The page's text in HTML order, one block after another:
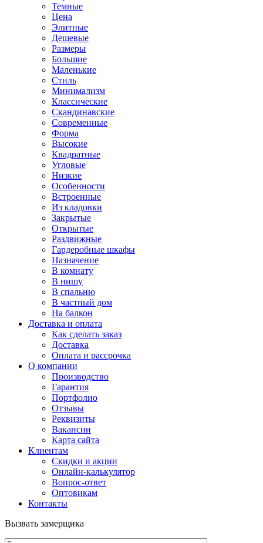
Темные
Цена
Элитные
Дешевые
Размеры
Большие
Маленькие
Стиль
Минимализм
Классические
Скандинавские
Современные
Форма
Высокие
Квадратные
Угловые
Низкие
Особенности
Встроенные
Из кладовки
Закрытые
Открытые
Раздвижные
Гардеробные шкафы
Назначение
В комнату
В нишу
В спальню
В частный дом
На балкон
Доставка и оплата
Как сделать заказ
Доставка
Оплата и рассрочка
О компании
Производство
Гарантия
Портфолио
Отзывы
Реквизиты
Вакансии
Карта сайта
Клиентам
Скидки и акции
Онлайн-калькулятор
Вопрос-ответ
Оптовикам
Контакты
Вызвать замерщика